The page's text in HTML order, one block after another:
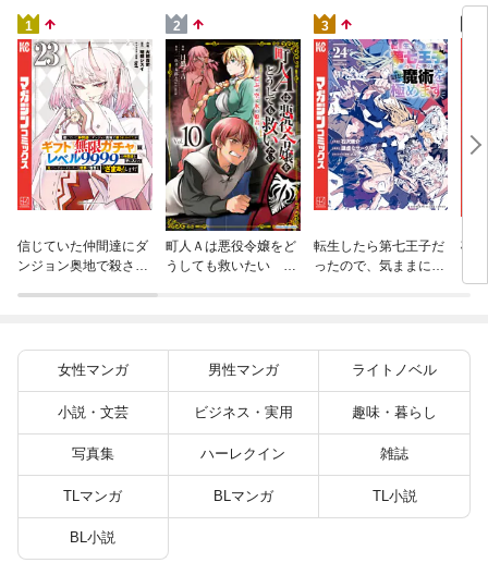
1
信じていた仲間達にダ
ンジョン奥地で殺され
バーと世界に復讐＆
（２３）
2
町人Ａは悪役令嬢をど
うしても救いたい ～
3
転生したら第七王子だ
ったので、気ままに魔
杖
女性マンガ 男性マンガ ライトノベル
小説・文芸 ビジネス・実用 趣味・暮らし
写真集 ハーレクイン 雑誌
TLマンガ BLマンガ TL小説
BL小説